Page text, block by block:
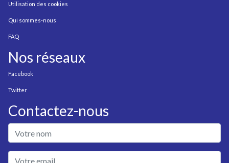
Utilisation des cookies
Qui sommes-nous
FAQ
Nos réseaux
Facebook
Twitter
Contactez-nous